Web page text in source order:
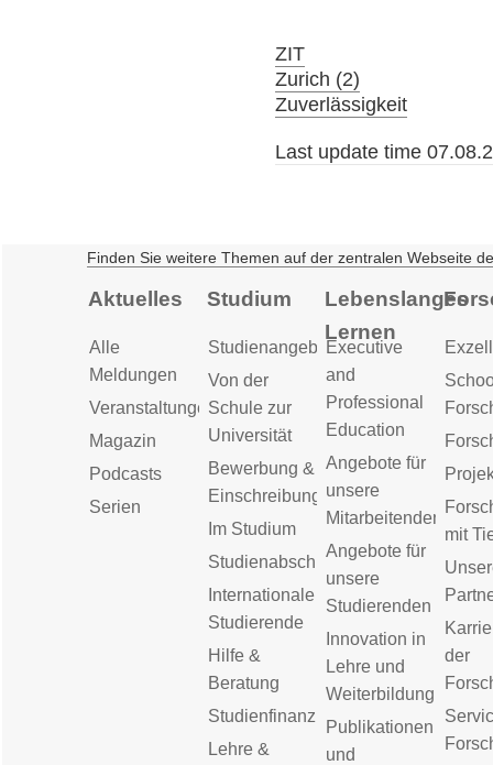
ZIT
Zurich (2)
Zuverlässigkeit
Last update time
Finden Sie weitere Themen auf der zentralen Webseite
Aktuelles
Alle
Meldungen
Veranstaltungen
Magazin
Podcasts
Serien
Studium
Studienangebot
Von der
Schule zur
Universität
Bewerbung &
Einschreibung
Im Studium
Studienabschluss
Internationale
Studierende
Hilfe &
Beratung
Studienfinanzierung
Lehre &
Lebenslanges
Lernen
Executive
and
Professional
Education
Angebote für
unsere
Mitarbeitenden
Angebote für
unsere
Studierenden
Innovation in
Lehre und
Weiterbildung
Publikationen
und
mit
der